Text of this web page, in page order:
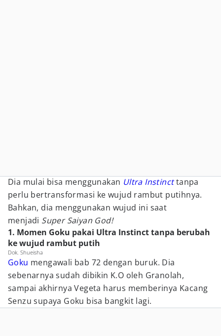
Dia mulai bisa menggunakan Ultra Instinct tanpa
perlu bertransformasi ke wujud rambut putihnya.
Bahkan, dia menggunakan wujud ini saat
menjadi Super Saiyan God!
1. Momen Goku pakai Ultra Instinct tanpa berubah
ke wujud rambut putih
Dok. Shueisha
Goku mengawali bab 72 dengan buruk. Dia
sebenarnya sudah dibikin K.O oleh Granolah,
sampai akhirnya Vegeta harus memberinya Kacang
Senzu supaya Goku bisa bangkit lagi.